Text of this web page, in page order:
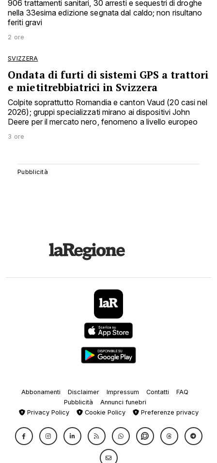
906 trattamenti sanitari, 30 arresti e sequestri di droghe
nella 33esima edizione segnata dal caldo; non risultano
feriti gravi
2 ore
SVIZZERA
Ondata di furti di sistemi GPS a trattori
e mietitrebbiatrici in Svizzera
Colpite soprattutto Romandia e canton Vaud (20 casi nel
2026); gruppi specializzati mirano ai dispositivi John
Deere per il mercato nero, fenomeno a livello europeo
3 ore
Abbonamenti Disclaimer Impressum Contatti
FAQ
Pubblicità
Annunci funebri
Privacy Policy
Cookie Policy Preferenze privacy